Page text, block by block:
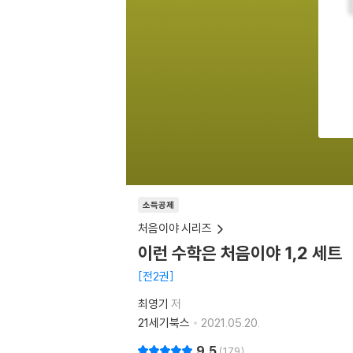
소득공제
처음이야 시리즈
이런 수학은 처음이야 1,2 세트
전2권
최영기 저
21세기북스
2021.05.20.